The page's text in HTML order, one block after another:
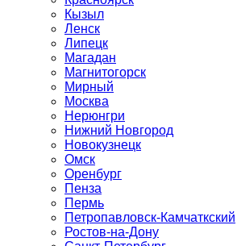
Кызыл
Ленск
Липецк
Магадан
Магнитогорск
Мирный
Москва
Нерюнгри
Нижний Новгород
Новокузнецк
Омск
Оренбург
Пенза
Пермь
Петропавловск-Камчаткский
Ростов-на-Дону